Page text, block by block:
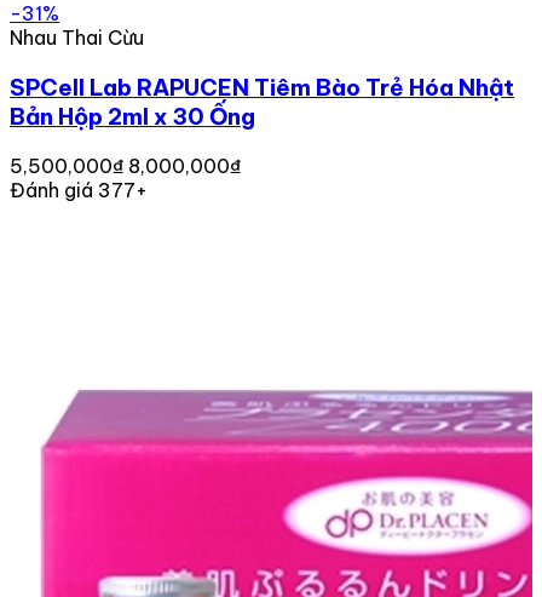
-31%
Nhau Thai Cừu
SPCell Lab RAPUCEN Tiêm Bào Trẻ Hóa Nhật
Bản Hộp 2ml x 30 Ống
5,500,000₫ 8,000,000₫
Đánh giá 377+